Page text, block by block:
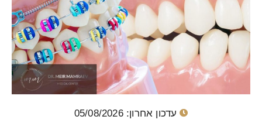
עדכון אחרון: 05/08/2026